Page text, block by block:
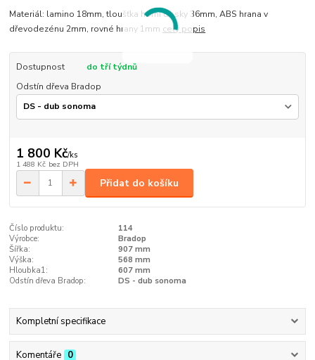
Materiál: lamino 18mm, tloušťka horní desky 36mm, ABS hrana v
dřevodezénu 2mm, rovné hrany 1mm celý popis
Dostupnost
do tří týdnů
Odstín dřeva Bradop
1 800 Kč/ks
1 488 Kč bez DPH
Přidat do košíku
Číslo produktu:
114
Výrobce:
Bradop
Šířka:
907 mm
Výška:
568 mm
Hloubka1:
607 mm
Odstín dřeva Bradop:
DS - dub sonoma
Kompletní specifikace
Komentáře 0